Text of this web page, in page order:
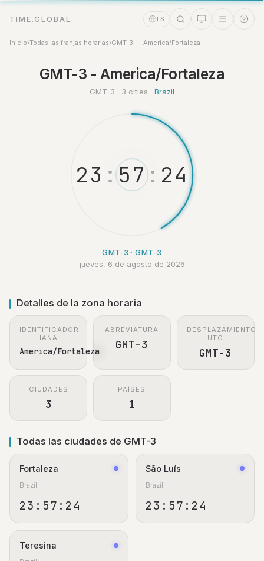
TIME.GLOBAL ES
Inicio›Todas las franjas horarias›GMT-3 — America/Fortaleza
GMT-3 - America/Fortaleza
GMT-3 · 3 cities · Brazil
23 :57: 25
GMT-3 · GMT-3
jueves, 6 de agosto de 2026
Detalles de la zona horaria
IDENTIFICADOR
IANA
America/Fortaleza
ABREVIATURA
GMT-3
DESPLAZAMIENTO
UTC
GMT-3
CIUDADES
3
PAÍSES
1
Todas las ciudades de GMT-3
Fortaleza
Brazil
23:57:25
São Luís
Brazil
23:57:25
Teresina
Online